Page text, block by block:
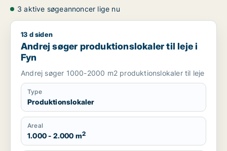
3 aktive søgeannoncer lige nu
Andrej søger produktionslokaler til leje i Fyn
13 d siden
Andrej søger produktionslokaler til leje i
Fyn
Andrej søger 1000-2000 m2 produktionslokaler til leje
Type
Produktionslokaler
Areal
1.000 - 2.000 m2